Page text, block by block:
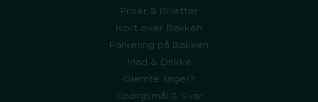
Priser & Billetter
Kort over Bakken
Parkering på Bakken
Mad & Drikke
Glemte sager?
Spørgsmål & Svar